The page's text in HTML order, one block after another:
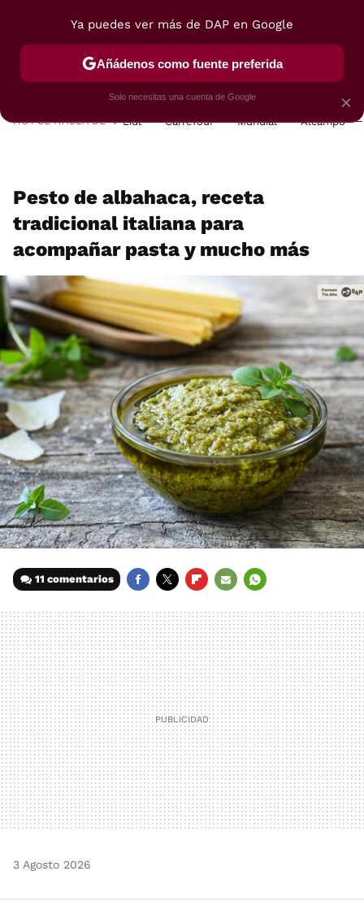
POSTRES VIAJES SELECCIÓN VEGUI
HOY SE HABLA DE Lidl Carrefour Mundial Alcampo
Pesto de albahaca, receta
tradicional italiana para
acompañar pasta y mucho más
11 comentarios
MAIL
3 Agosto 2026
×
Ya puedes ver más de DAP en Google
Añádenos como fuente preferida
Solo necesitas una cuenta de Google